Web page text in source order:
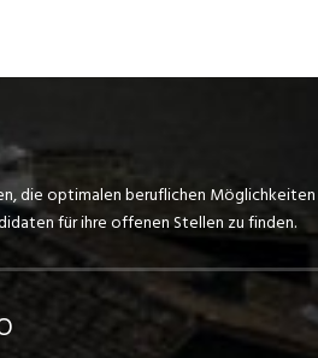
die optimalen beruflichen Möglichkeiten
für ihre offenen Stellen zu finden.